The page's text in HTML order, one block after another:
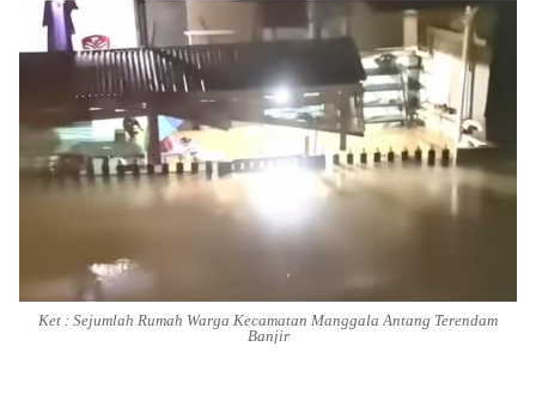
Ket : Sejumlah Rumah Warga Kecamatan Manggala Antang Terendam
Banjir